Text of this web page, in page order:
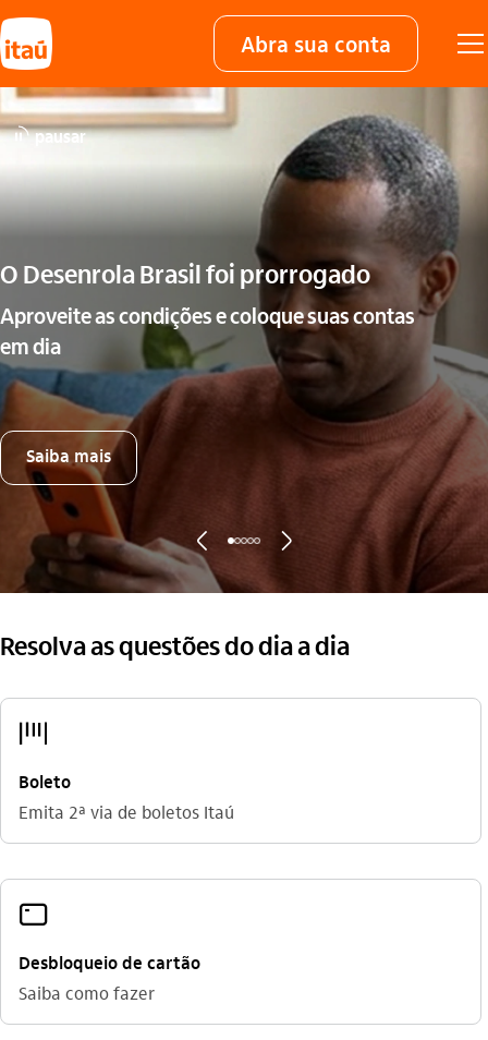
Abra sua conta
pausar
O Desenrola Brasil foi prorrogado
Aproveite as condições e coloque suas contas
em dia
Saiba mais
seta_esquerda seta_direita
Resolva as questões do dia a dia
codigo_de_barras
Boleto
Emita 2ª via de boletos Itaú
cartao_outline
Desbloqueio de cartão
Saiba como fazer